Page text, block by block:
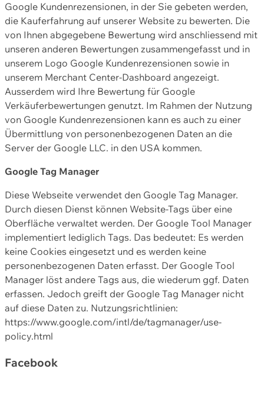
Google Kundenrezensionen, in der Sie gebeten werden,
die Kauferfahrung auf unserer Website zu bewerten. Die
von Ihnen abgegebene Bewertung wird anschliessend mit
unseren anderen Bewertungen zusammengefasst und in
unserem Logo Google Kundenrezensionen sowie in
unserem Merchant Center-Dashboard angezeigt.
Ausserdem wird Ihre Bewertung für Google
Verkäuferbewertungen genutzt. Im Rahmen der Nutzung
von Google Kundenrezensionen kann es auch zu einer
Übermittlung von personenbezogenen Daten an die
Server der Google LLC. in den USA kommen.
Google Tag Manager
Diese Webseite verwendet den Google Tag Manager.
Durch diesen Dienst können Website-Tags über eine
Oberfläche verwaltet werden. Der Google Tool Manager
implementiert lediglich Tags. Das bedeutet: Es werden
keine Cookies eingesetzt und es werden keine
personenbezogenen Daten erfasst. Der Google Tool
Manager löst andere Tags aus, die wiederum ggf. Daten
erfassen. Jedoch greift der Google Tag Manager nicht
auf diese Daten zu. Nutzungsrichtlinien:
https://www.google.com/intl/de/tagmanager/use-
policy.html
Facebook